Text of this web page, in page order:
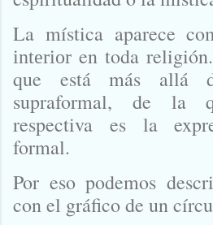
La mística aparece
interior en toda
que está más allá
supraformal, de la
respectiva es la
formal.
Por eso podemos
con el gráfico de un